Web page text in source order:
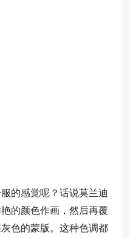
的感觉呢？话说莫兰迪
的颜色作画，然后再覆
色的蒙版。这种色调都